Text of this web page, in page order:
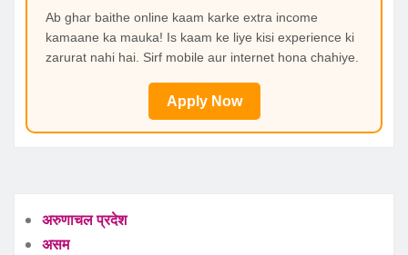
Ab ghar baithe online kaam karke extra income
kamaane ka mauka! Is kaam ke liye kisi experience ki
zarurat nahi hai. Sirf mobile aur internet hona chahiye.
Apply Now
अरुणाचल प्रदेश
असम